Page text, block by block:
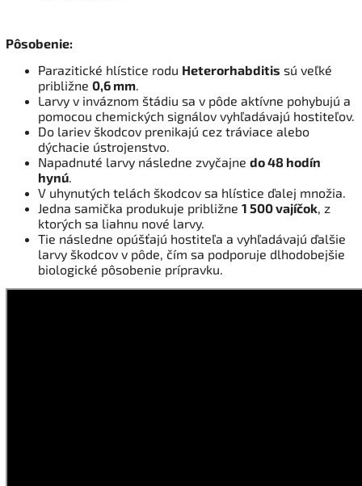
Pôsobenie:
Parazitické hlístice rodu Heterorhabditis sú veľké
približne 0,6 mm.
Larvy v inváznom štádiu sa v pôde aktívne pohybujú a
pomocou chemických signálov vyhľadávajú hostiteľov.
Do lariev škodcov prenikajú cez tráviace alebo
dýchacie ústrojenstvo.
Napadnuté larvy následne zvyčajne do 48 hodín
hynú.
V uhynutých telách škodcov sa hlístice ďalej množia.
Jedna samička produkuje približne 1 500 vajíčok, z
ktorých sa liahnu nové larvy.
Tie následne opúšťajú hostiteľa a vyhľadávajú ďalšie
larvy škodcov v pôde, čím sa podporuje dlhodobejšie
biologické pôsobenie prípravku.